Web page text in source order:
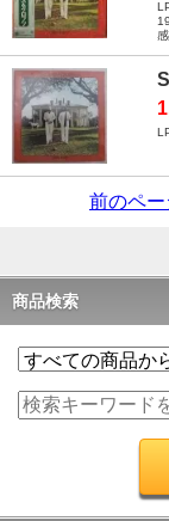
前のペ
商品検索